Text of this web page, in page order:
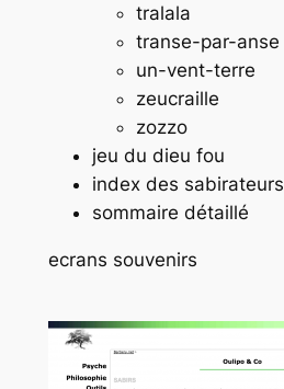
tralala
transe-par-anse
un-vent-terre
zeucraille
zozzo
jeu du dieu fou
index des sabirateurs
sommaire détaillé
ecrans souvenirs